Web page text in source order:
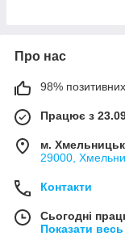
Про нас
98% позитивних
Працює з
м.
29000,
Контакти
Сьогодні
Показати